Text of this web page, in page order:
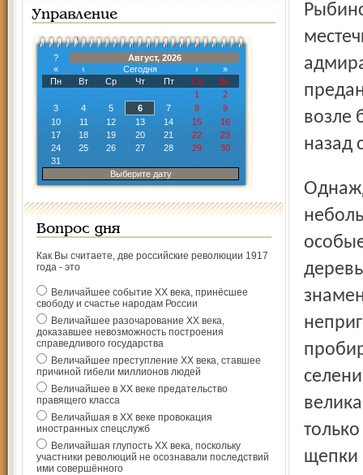
Управление
?
Август, 2026
«
‹ Сегодня ›
»
Пн
Вт Ср Чт Пт Сб
Вс
1
2
3
4 5 6 7 8
9
10
11 12 13 14 15
16
17
18 19 20 21 22
23
24
25 26 27 28 29
30
31
Выберите дату
Вопрос дня
Как Вы считаете, две российские революции 1917
года - это
Величайшее событие ХХ века, принёсшее
свободу и счастье народам России
Величайшее разочарование ХХ века,
доказавшее невозможность построения
справедливого государства
Величайшее преступление ХХ века, ставшее
причиной гибели миллионов людей
Величайшее в ХХ веке предательство
правящего класса
Величайшая в ХХ веке провокация
иностранных спецслужб
Величайшая глупость ХХ века, поскольку
участники революций не осознавали последствий
ими совершённого
возле
назад
Однажды в администрации района образовалась
щепки